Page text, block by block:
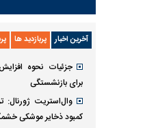
آخرین اخبار پربازدید ها
جزئیات نحوه
برای بازنشستگی
وال‌استریت ژورنال:
کمبود ذخایر موشکی